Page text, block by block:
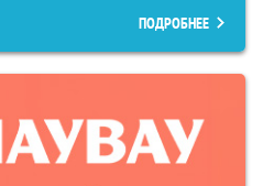
ПОДРОБНЕЕ